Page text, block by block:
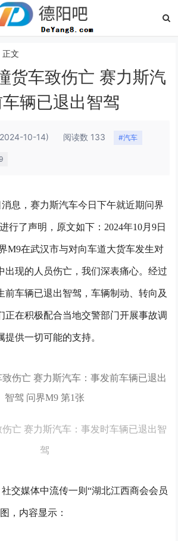
正文
货车致伤亡 赛力斯汽
辆已退出智驾
10-14) 阅读数 133 #汽车
消息，赛力斯汽车今日下午就近期问界
行了声明，原文如下： 2024年10月9日
M9在武汉市与对向车道大货车发生对
出现的人员伤亡，我们深表痛心。经过
前车辆已退出智驾，车辆制动、转向及
正在积极配合当地交警部门开展事故调
供一切可能的支持。
亡 赛力斯汽车：事发时车辆已退出智
驾
交媒体中流传一则“湖北江西商会会员
，内容显示：